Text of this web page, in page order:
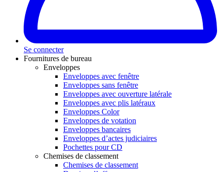
Se connecter
Fournitures de bureau
Enveloppes
Enveloppes avec fenêtre
Enveloppes sans fenêtre
Enveloppes avec ouverture latérale
Enveloppes avec plis latéraux
Enveloppes Color
Enveloppes de votation
Enveloppes bancaires
Enveloppes d’actes judiciaires
Pochettes pour CD
Chemises de classement
Chemises de classement